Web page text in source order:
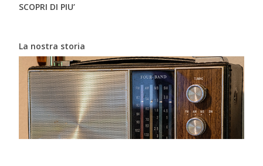
SCOPRI DI PIU’
La nostra storia